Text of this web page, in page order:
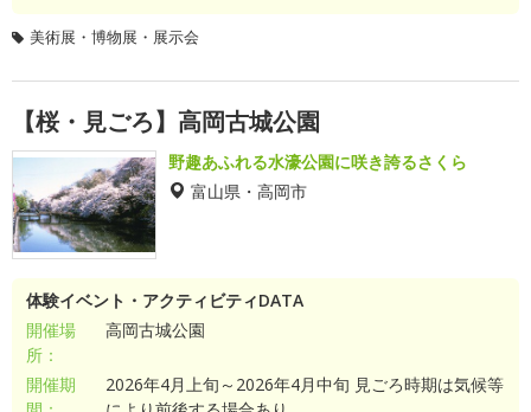
美術展・博物展・展示会
【桜・見ごろ】高岡古城公園
野趣あふれる水濠公園に咲き誇るさくら
富山県・高岡市
体験イベント・アクティビティDATA
開催場
所：
高岡古城公園
開催期
2026年4月上旬～2026年4月中旬 見ごろ時期は気候等